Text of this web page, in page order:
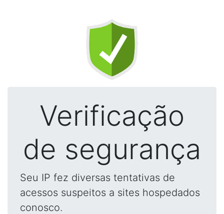
Verificação
de segurança
Seu IP fez diversas tentativas de
acessos suspeitos a sites hospedados
conosco.